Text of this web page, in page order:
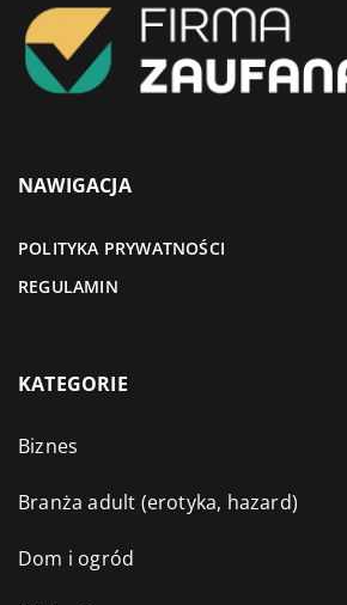
NAWIGACJA
POLITYKA PRYWATNOŚCI
REGULAMIN
KATEGORIE
Biznes
Branża adult (erotyka, hazard)
Dom i ogród